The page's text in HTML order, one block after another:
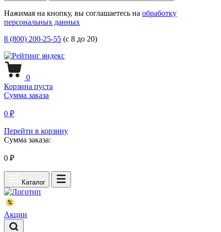
Нажимая на кнопку, вы соглашаетесь на обработку
персональных данных
8 (800) 200-25-55 (с 8 до 20)
0
Корзина пуста
Сумма заказа
0 ₽
Перейти в корзину
Сумма заказа:
0 ₽
Каталог
Акции